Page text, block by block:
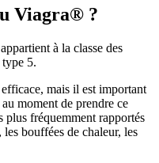
Viagra® ?
à la classe des
5.
mais il est important
moment de prendre ce
plus fréquemment rapportés
bouffées de chaleur, les